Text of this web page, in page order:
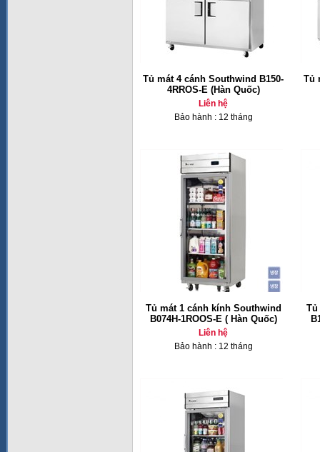
Tủ mát 4 cánh Southwind B150-
4RROS-E (Hàn Quốc)
Liên hệ
Bảo hành : 12 tháng
Tủ
Tủ mát 1 cánh kính Southwind
B074H-1ROOS-E ( Hàn Quốc)
Liên hệ
Bảo hành : 12 tháng
Tủ